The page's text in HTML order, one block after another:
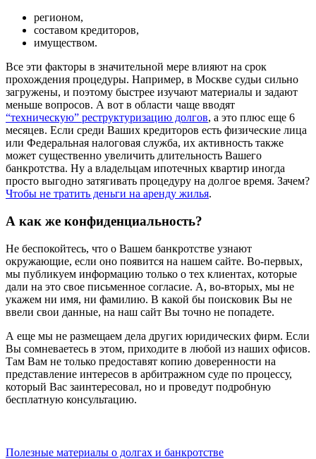
регионом,
составом кредиторов,
имуществом.
Все эти факторы в значительной мере влияют на срок
прохождения процедуры. Например, в Москве судьи сильно
загружены, и поэтому быстрее изучают материалы и задают
меньше вопросов. А вот в области чаще вводят
“техническую” реструктуризацию долгов, а это плюс еще 6
месяцев. Если среди Ваших кредиторов есть физические лица
или Федеральная налоговая служба, их активность также
может существенно увеличить длительность Вашего
банкротства. Ну а владельцам ипотечных квартир иногда
просто выгодно затягивать процедуру на долгое время. Зачем?
Чтобы не тратить деньги на аренду жилья.
А как же конфиденциальность?
Не беспокойтесь, что о Вашем банкротстве узнают
окружающие, если оно появится на нашем сайте. Во-первых,
мы публикуем информацию только о тех клиентах, которые
дали на это свое письменное согласие. А, во-вторых, мы не
укажем ни имя, ни фамилию. В какой бы поисковик Вы не
ввели свои данные, на наш сайт Вы точно не попадете.
А еще мы не размещаем дела других юридических фирм. Если
Вы сомневаетесь в этом, приходите в любой из наших офисов.
Там Вам не только предоставят копию доверенности на
представление интересов в арбитражном суде по процессу,
который Вас заинтересовал, но и проведут подробную
бесплатную консультацию.
Полезные материалы о долгах и банкротстве